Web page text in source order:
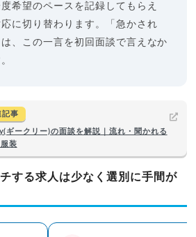
希望のペースを記録してもらえ
に切り替わります。「急かされ
、この一言を初回面談で言えなか
記事
ギークリー)の面談を解説｜流れ・聞かれる
装
する求人は少なく選別に手間が